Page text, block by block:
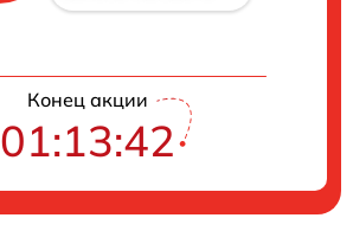
Конец акции
01:13:40